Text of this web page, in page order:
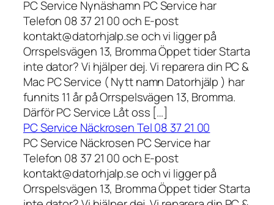
PC Service Nynäshamn PC Service har
Telefon 08 37 21 00 och E-post
kontakt@datorhjalp.se och vi ligger på
Orrspelsvägen 13, Bromma Öppet tider Starta
inte dator? Vi hjälper dej. Vi reparera din PC &
Mac PC Service ( Nytt namn Datorhjälp ) har
funnits 11 år på Orrspelsvägen 13, Bromma.
Därför PC Service Låt oss […]
PC Service Näckrosen Tel 08 37 21 00
PC Service Näckrosen PC Service har
Telefon 08 37 21 00 och E-post
kontakt@datorhjalp.se och vi ligger på
Orrspelsvägen 13, Bromma Öppet tider Starta